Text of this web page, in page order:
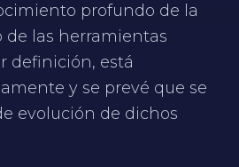
profundo de la
de las herramientas
definición, está
y se prevé que se
evolución de dichos